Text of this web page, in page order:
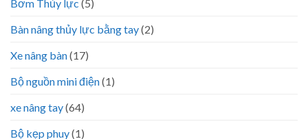
Bơm Thủy lực (5)
Bàn nâng thủy lực bằng tay(2)
Xe nâng bàn(17)
Bộ nguồn mini điện(1)
xe nâng tay(64)
Bộ kẹp phuy(1)